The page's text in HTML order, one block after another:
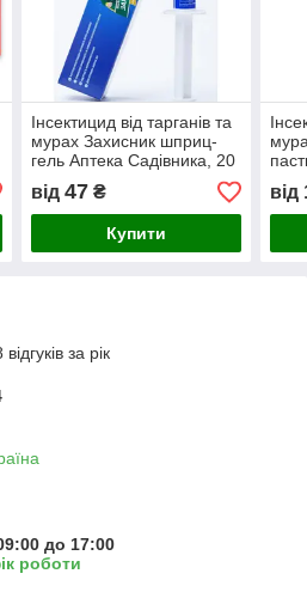
Інсектицид від тарганів та
мурах Захисник шприц-
гель Аптека Садівника, 20
від 47₴
Купити
від
за рік
до 17:00
роботи